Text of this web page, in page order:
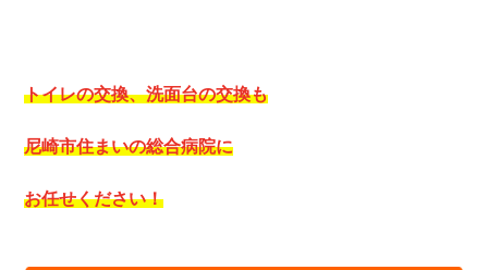
トイレの交換、洗面台の交換も
尼崎市住まいの総合病院に
お任せください！